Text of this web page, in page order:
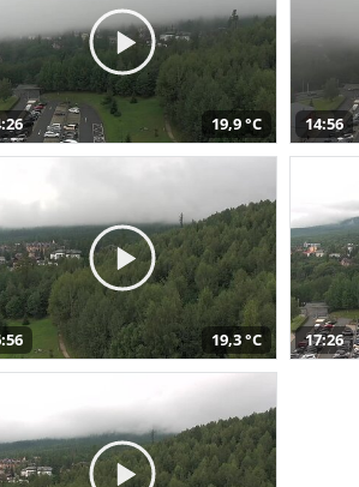
19,9 °C 14:56
19,3 °C 17:26